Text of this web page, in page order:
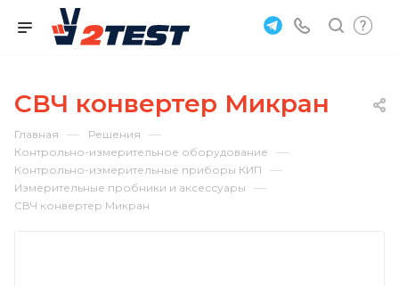
СВЧ конвертер Микран
Главная — Решения —
Контрольно-измерительное оборудование —
Контрольно-измерительные приборы КИП —
Измерительные пробники и аксессуары —
СВЧ конвертер Микран